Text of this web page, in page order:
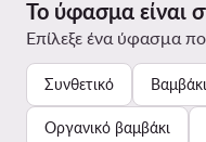
Το ύφασμα είναι
Επίλεξε ένα ύφασμα
Συνθετικό Βαμβάκι
Οργανικό βαμβάκι